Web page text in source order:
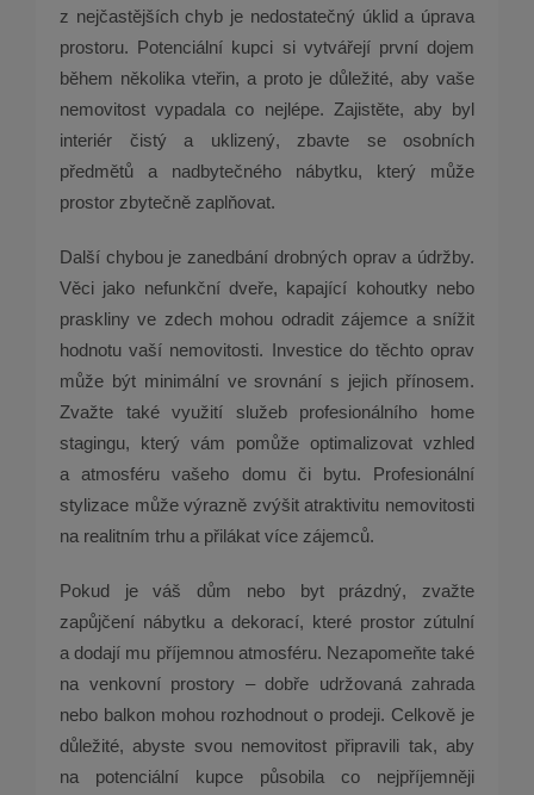
z nejčastějších chyb je nedostatečný úklid a úprava
prostoru. Potenciální kupci si vytvářejí první dojem
během několika vteřin, a proto je důležité, aby vaše
nemovitost vypadala co nejlépe. Zajistěte, aby byl
interiér čistý a uklizený, zbavte se osobních
předmětů a nadbytečného nábytku, který může
prostor zbytečně zaplňovat.
Další chybou je zanedbání drobných oprav a údržby.
Věci jako nefunkční dveře, kapající kohoutky nebo
praskliny ve zdech mohou odradit zájemce a snížit
hodnotu vaší nemovitosti. Investice do těchto oprav
může být minimální ve srovnání s jejich přínosem.
Zvažte také využití služeb profesionálního home
stagingu, který vám pomůže optimalizovat vzhled
a atmosféru vašeho domu či bytu. Profesionální
stylizace může výrazně zvýšit atraktivitu nemovitosti
na realitním trhu a přilákat více zájemců.
Pokud je váš dům nebo byt prázdný, zvažte
zapůjčení nábytku a dekorací, které prostor zútulní
a dodají mu příjemnou atmosféru. Nezapomeňte také
na venkovní prostory – dobře udržovaná zahrada
nebo balkon mohou rozhodnout o prodeji. Celkově je
důležité, abyste svou nemovitost připravili tak, aby
na potenciální kupce působila co nejpříjemněji